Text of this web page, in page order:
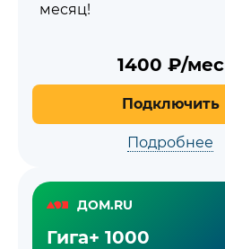
месяц!
1400 ₽/мес
Подключить
Подробнее
ДОМ.RU
Гига+ 1000